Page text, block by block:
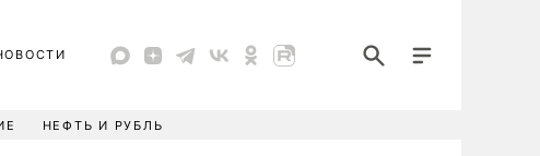
НЕФТЬ И РУБЛЬ